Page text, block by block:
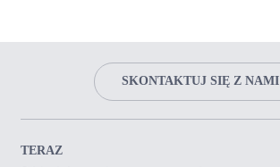
SKONTAKTUJ SIĘ Z NAMI
TERAZ